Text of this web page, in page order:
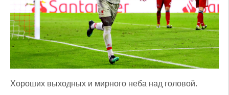
Хороших выходных и мирного неба над головой.